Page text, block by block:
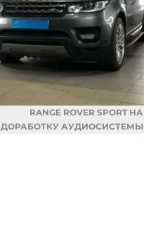
RANGE ROVER SPORT НА
ДОРАБОТКУ АУДИОСИСТЕМЫ